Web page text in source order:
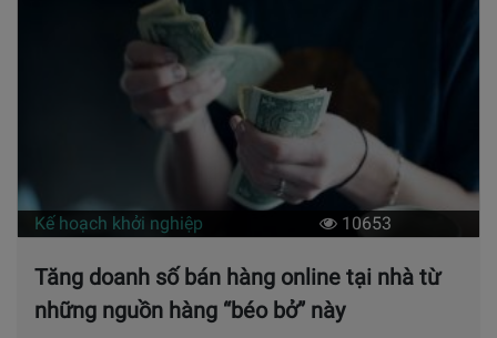
Kế hoạch khởi nghiệp 10653
Tăng doanh số bán hàng online tại nhà từ
những nguồn hàng “béo bở” này